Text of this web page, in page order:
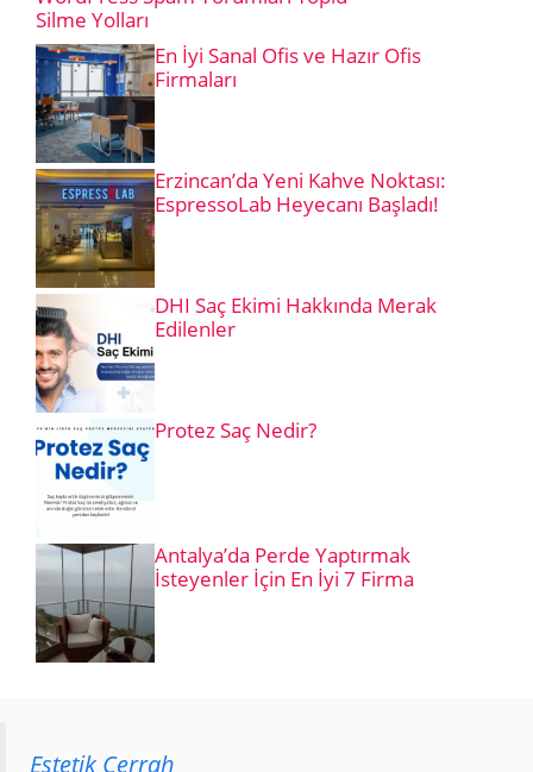
Silme Yolları
En İyi Sanal Ofis ve Hazır Ofis
Firmaları
Erzincan’da Yeni Kahve Noktası:
EspressoLab Heyecanı Başladı!
DHI Saç Ekimi Hakkında Merak
Edilenler
Protez Saç Nedir?
Antalya’da Perde Yaptırmak
İsteyenler İçin En İyi 7 Firma
Estetik Cerrah